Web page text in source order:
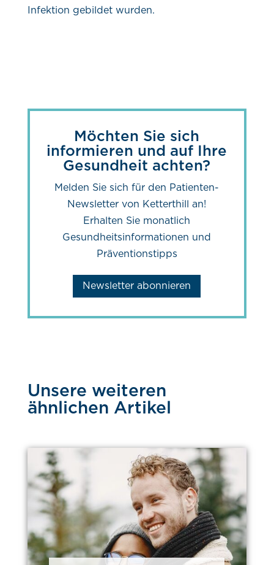
Infektion gebildet wurden.
Möchten Sie sich
informieren und auf Ihre
Gesundheit achten?
Melden Sie sich für den Patienten-
Newsletter von Ketterthill an!
Erhalten Sie monatlich
Gesundheitsinformationen und
Präventionstipps
Newsletter abonnieren
Unsere weiteren
ähnlichen Artikel